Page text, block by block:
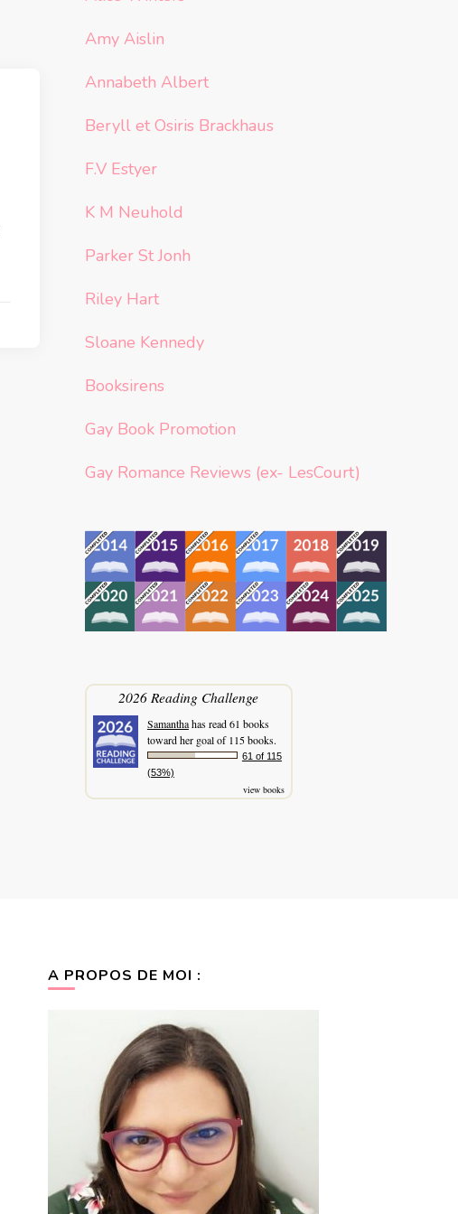
Amy Aislin
Annabeth Albert
Beryll et Osiris Brackhaus
F.V Estyer
K M Neuhold
Parker St Jonh
Riley Hart
Sloane Kennedy
Booksirens
Gay Book Promotion
Gay Romance Reviews (ex- LesCourt)
2026 Reading Challenge
Samanthahas read 61 books
toward her goal of 115 books.
61 of 115
(53%)
view books
A PROPOS DE MOI :